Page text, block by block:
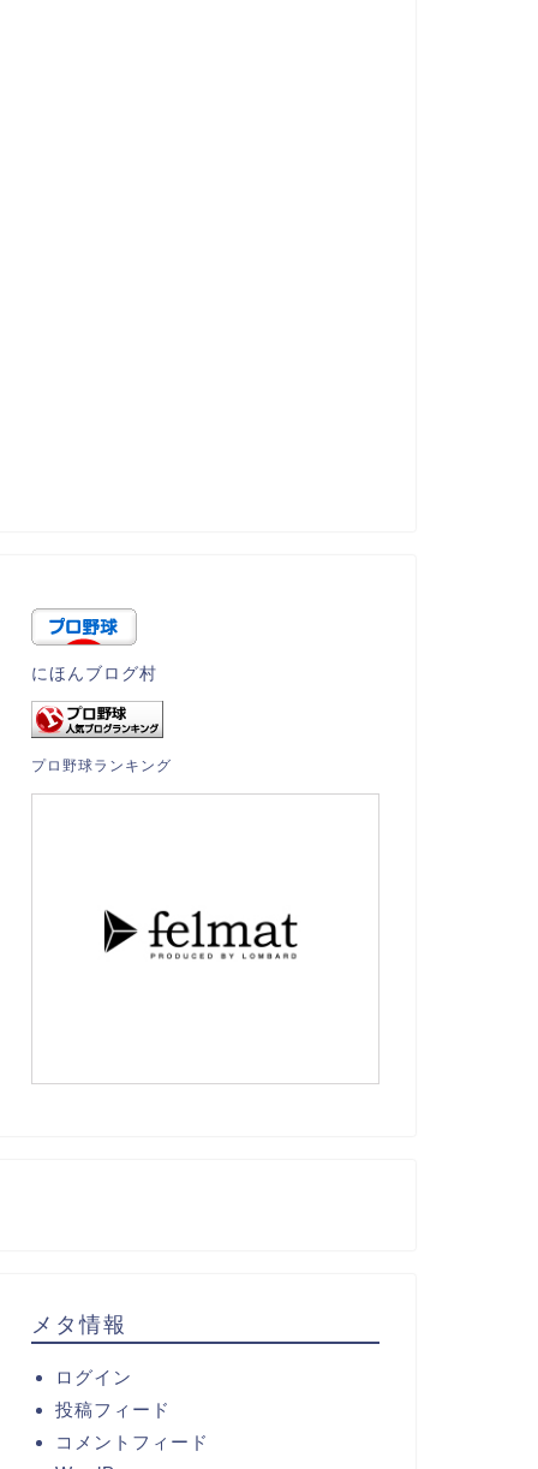
にほんブログ村
プロ野球ランキング
メタ情報
ログイン
投稿フィード
コメントフィード